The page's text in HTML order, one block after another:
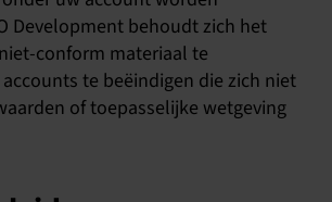
Development behoudt zich het
conform materiaal te
te beëindigen die zich niet
of toepasselijke wetgeving